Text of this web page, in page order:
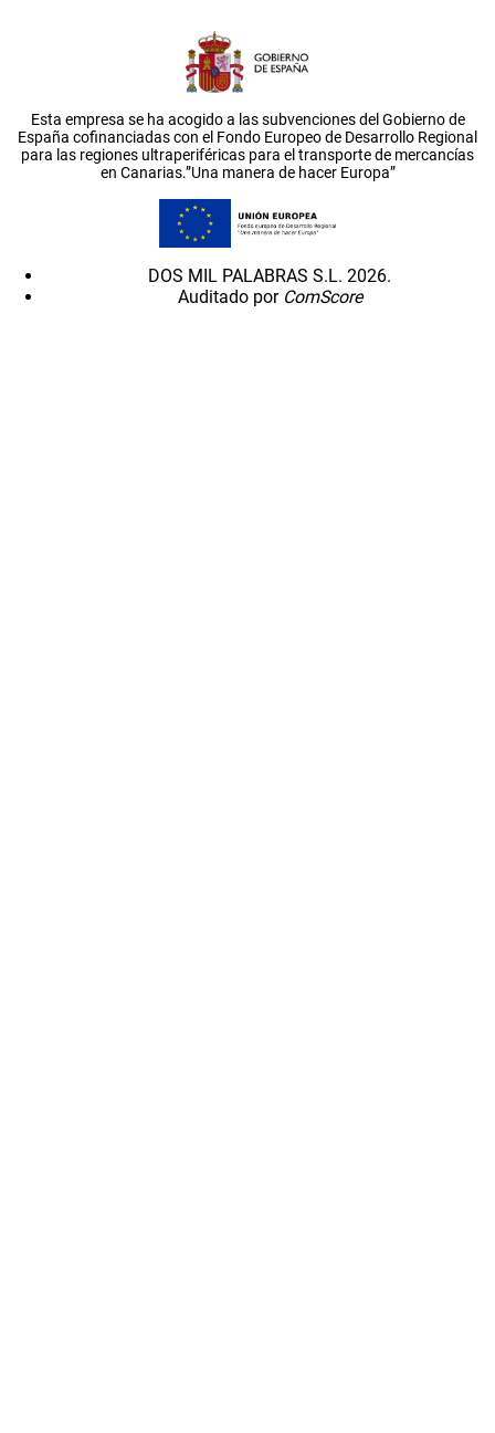
Esta empresa se ha acogido a las subvenciones del Gobierno de
España cofinanciadas con el Fondo Europeo de Desarrollo Regional
para las regiones ultraperiféricas para el transporte de mercancías
en Canarias.”Una manera de hacer Europa”
DOS MIL PALABRAS S.L. 2026.
Auditado por ComScore